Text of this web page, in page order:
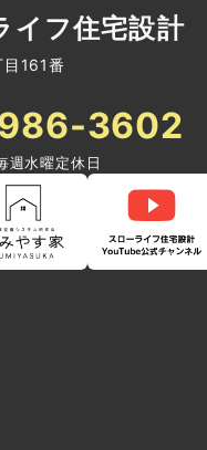
イフ住宅設計
161番
3602
水曜定休日